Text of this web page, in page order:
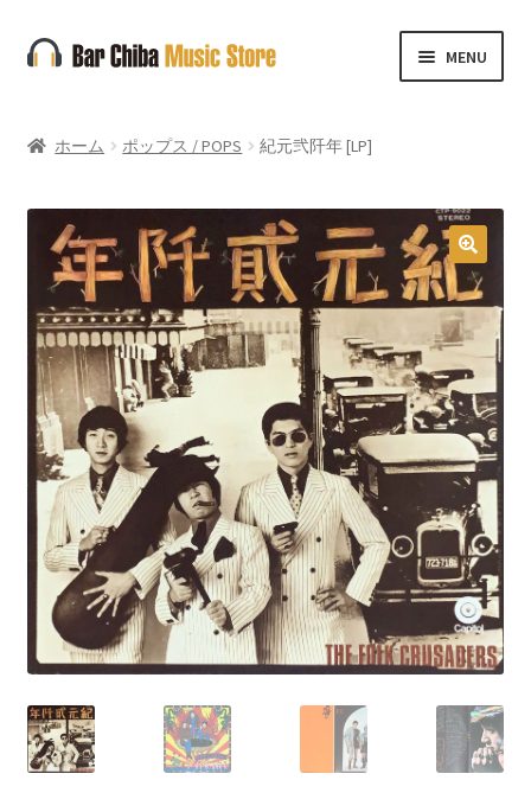
ナ
ビ
ー
キ
ッ
プ
コ
ン
ン
プ
MENU
ホーム ポップス / POPS 紀元弐阡年 [LP]
🔍